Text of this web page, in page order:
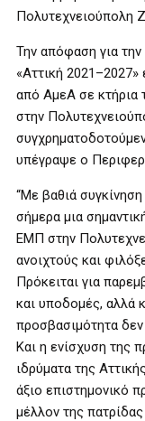
Πολυτεχνειούπολη
Την απόφαση για
«Αττική
από ΑμεΑ σε κτήρια
στην
υπέγραψε ο
“Με βαθιά
σήμερα μια
ΕΜΠ στην
ανοιχτούς και
Πρόκειται για
και υποδομές, αλλά
προσβασιμότητα δεν
Και η ενίσχυση της
ιδρύματα της
άξιο επιστημονικό
μέλλον της